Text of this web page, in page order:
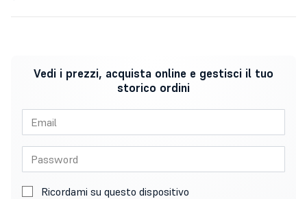
Vedi i prezzi, acquista online e gestisci il tuo
storico ordini
Ricordami su questo dispositivo